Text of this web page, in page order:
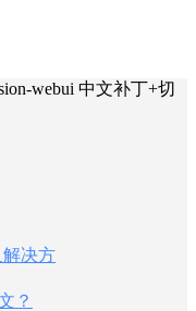
webui 中文补丁+切
解决方
？